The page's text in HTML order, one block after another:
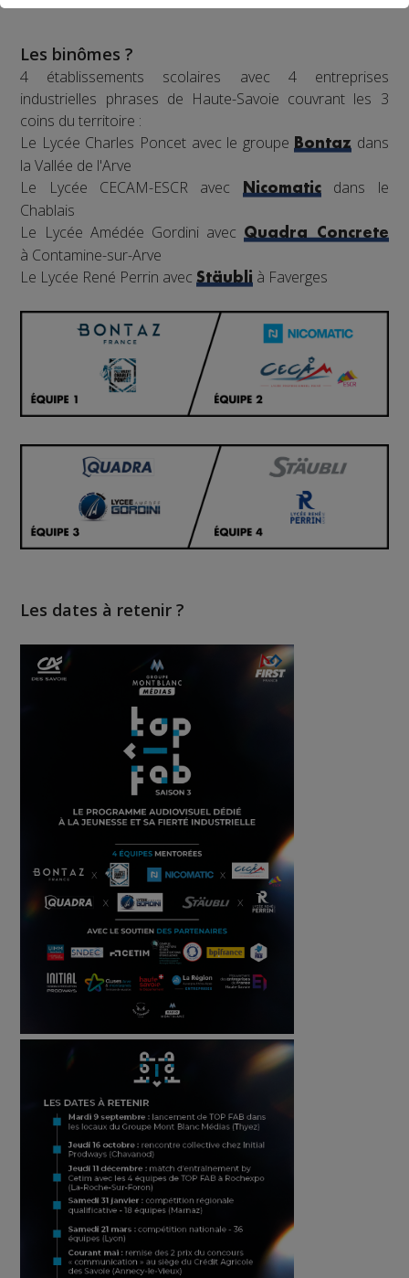
Les binômes ?
4 établissements scolaires avec 4 entreprises
industrielles phrases de Haute-Savoie couvrant les 3
coins du territoire :
Le Lycée Charles Poncet avec le groupe Bontaz dans
la Vallée de l'Arve
Le Lycée CECAM-ESCR avec
Nicomaticdans le
Chablais
Le Lycée Amédée Gordini avecQuadra Concrete
à Contamine-sur-Arve
Le Lycée René Perrin avecStäubli à Faverges
Les dates à retenir ?